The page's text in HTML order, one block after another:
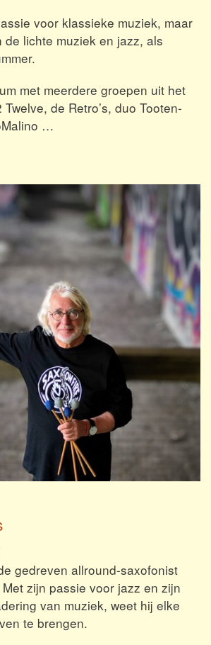
voor klassieke muziek, maar
de lichte muziek en jazz, als
met meerdere groepen uit het
de Retro’s, duo Tooten-
…
gedreven allround-saxofonist
zijn passie voor jazz en zijn
van muziek, weet hij elke
te brengen.